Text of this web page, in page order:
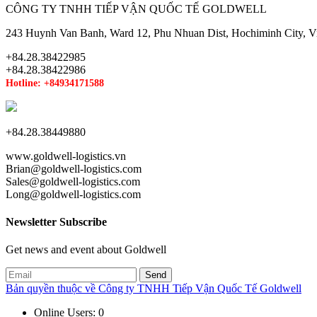
CÔNG TY TNHH TIẾP VẬN QUỐC TẾ GOLDWELL
243 Huynh Van Banh, Ward 12, Phu Nhuan Dist, Hochiminh City,
+84.28.38422985
+84.28.38422986
Hotline: +84934171588
+84.28.38449880
www.goldwell-logistics.vn
Brian@goldwell-logistics.com
Sales@goldwell-logistics.com
Long@goldwell-logistics.com
Newsletter Subscribe
Get news and event about Goldwell
Bản quyền thuộc về Công ty TNHH Tiếp Vận Quốc Tế Goldwell
Online Users: 0